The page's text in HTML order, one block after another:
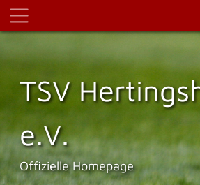
TSV
e.V.
Offizielle Homepage